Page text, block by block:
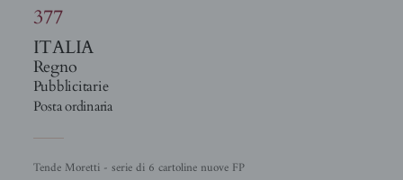
377
ITALIA
Regno
Pubblicitarie
Posta ordinaria
Tende Moretti - serie di 6 cartoline nuove FP